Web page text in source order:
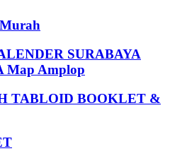
SURABAYA
Map Amplop
TABLOID BOOKLET &